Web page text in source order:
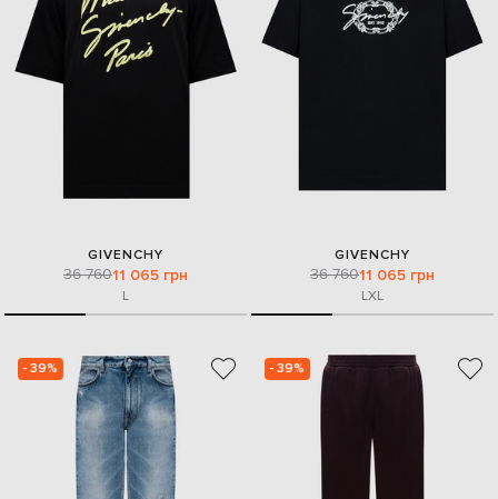
GIVENCHY
36 76011 065 грн
L
GIVENCHY
36 76011 065 грн
LXL
- 39% - 39%